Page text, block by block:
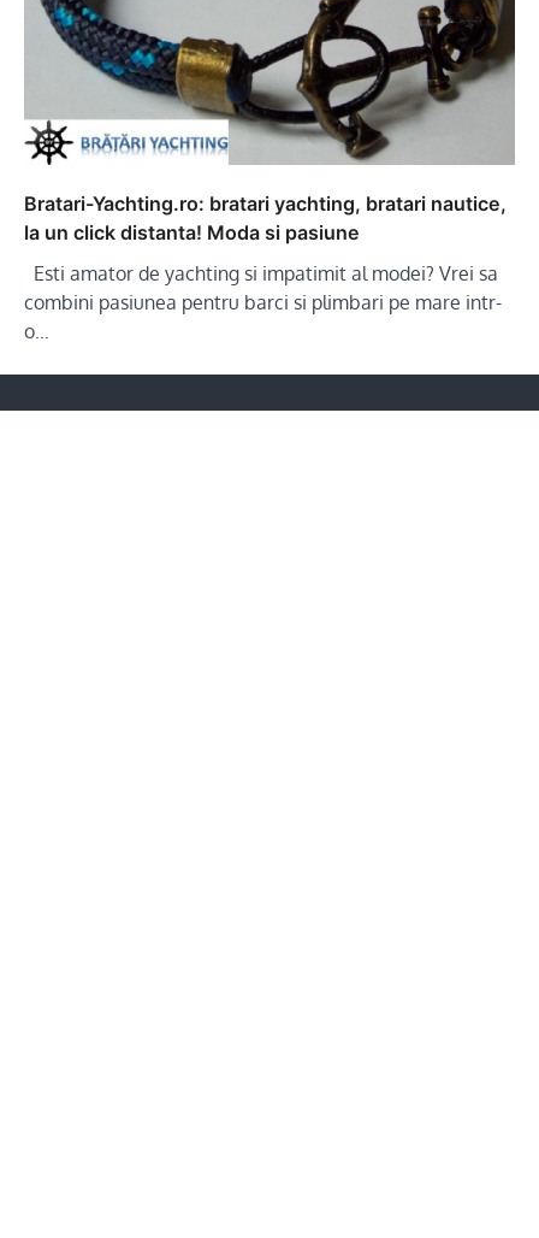
Bratari-Yachting.ro: bratari yachting, bratari nautice,
la un click distanta! Moda si pasiune
Esti amator de yachting si impatimit al modei? Vrei sa
combini pasiunea pentru barci si plimbari pe mare intr-
o…